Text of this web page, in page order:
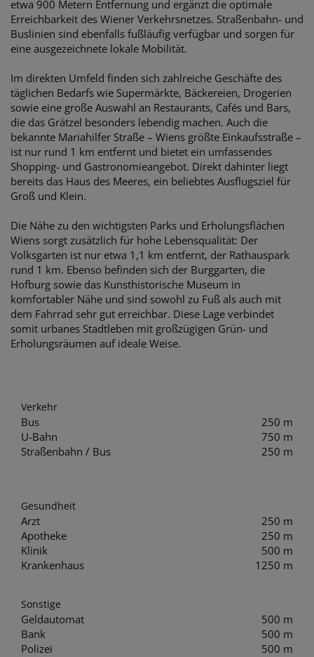
etwa 900 Metern Entfernung und ergänzt die optimale
Erreichbarkeit des Wiener Verkehrsnetzes. Straßenbahn- und
Buslinien sind ebenfalls fußläufig verfügbar und sorgen für
eine ausgezeichnete lokale Mobilität.
Im direkten Umfeld finden sich zahlreiche Geschäfte des
täglichen Bedarfs wie Supermärkte, Bäckereien, Drogerien
sowie eine große Auswahl an Restaurants, Cafés und Bars,
die das Grätzel besonders lebendig machen. Auch die
bekannte Mariahilfer Straße – Wiens größte Einkaufsstraße –
ist nur rund 1 km entfernt und bietet ein umfassendes
Shopping- und Gastronomieangebot. Direkt dahinter liegt
bereits das Haus des Meeres, ein beliebtes Ausflugsziel für
Groß und Klein.
Die Nähe zu den wichtigsten Parks und Erholungsflächen
Wiens sorgt zusätzlich für hohe Lebensqualität: Der
Volksgarten ist nur etwa 1,1 km entfernt, der Rathauspark
rund 1 km. Ebenso befinden sich der Burggarten, die
Hofburg sowie das Kunsthistorische Museum in
komfortabler Nähe und sind sowohl zu Fuß als auch mit
dem Fahrrad sehr gut erreichbar. Diese Lage verbindet
somit urbanes Stadtleben mit großzügigen Grün- und
Erholungsräumen auf ideale Weise.
Verkehr
Bus
250 m
U-Bahn
750 m
Straßenbahn / Bus
250 m
Gesundheit
Arzt
250 m
Apotheke
250 m
Klinik
500 m
Krankenhaus
1250 m
Sonstige
Geldautomat
500 m
Bank
500 m
Polizei
500 m